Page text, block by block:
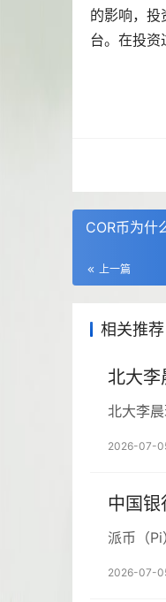
的影响，投
台。在投资
COR币为什
上一篇
相关推荐
北大李
北大李
2026-07-
中国
派币（Pi
2026-07-